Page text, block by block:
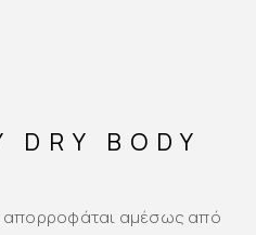
DRY BODY
αμέσως από